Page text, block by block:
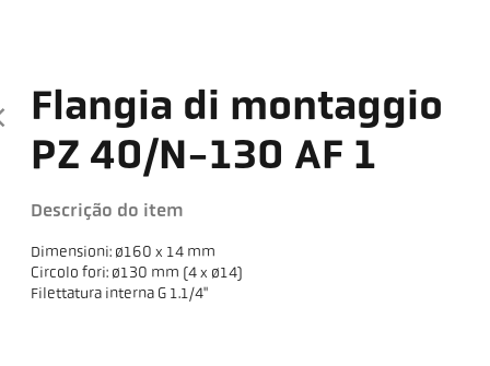
Flangia di montaggio
PZ 40/N-130 AF 1
Descrição do item
Dimensioni: ø160 x 14 mm
Circolo fori: ø130 mm (4 x ø14)
Filettatura interna G 1.1/4"